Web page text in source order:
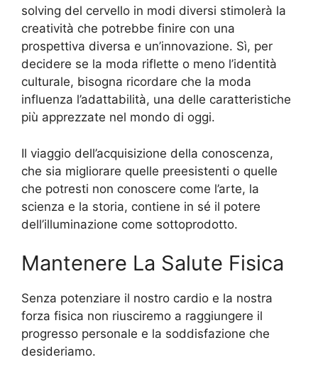
solving del cervello in modi diversi stimolerà la
creatività che potrebbe finire con una
prospettiva diversa e un’innovazione. Sì, per
decidere se la moda riflette o meno l’identità
culturale, bisogna ricordare che la moda
influenza l’adattabilità, una delle caratteristiche
più apprezzate nel mondo di oggi.
Il viaggio dell’acquisizione della conoscenza,
che sia migliorare quelle preesistenti o quelle
che potresti non conoscere come l’arte, la
scienza e la storia, contiene in sé il potere
dell’illuminazione come sottoprodotto.
Mantenere La Salute Fisica
Senza potenziare il nostro cardio e la nostra
forza fisica non riusciremo a raggiungere il
progresso personale e la soddisfazione che
desideriamo.